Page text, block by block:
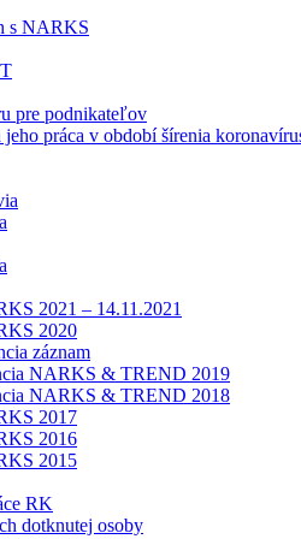
s NARKS
pre podnikateľov
práca v období šírenia
2021 – 14.11.2021
2020
záznam
NARKS & TREND 2019
NARKS & TREND 2018
2017
2016
2015
RK
dotknutej osoby